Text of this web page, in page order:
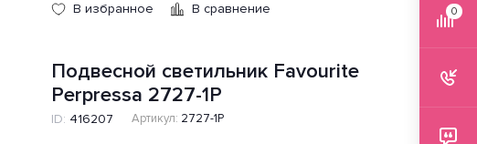
В избранное В сравнение
Подвесной светильник Favourite
Perpressa 2727-1P
ID: 416207 Артикул: 2727-1P
0